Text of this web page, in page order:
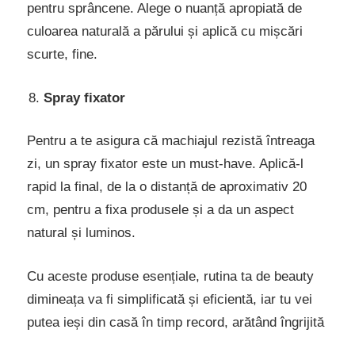
pentru sprâncene. Alege o nuanță apropiată de
culoarea naturală a părului și aplică cu mișcări
scurte, fine.
Spray fixator
Pentru a te asigura că machiajul rezistă întreaga
zi, un spray fixator este un must-have. Aplică-l
rapid la final, de la o distanță de aproximativ 20
cm, pentru a fixa produsele și a da un aspect
natural și luminos.
Cu aceste produse esențiale, rutina ta de beauty
dimineața va fi simplificată și eficientă, iar tu vei
putea ieși din casă în timp record, arătând îngrijită